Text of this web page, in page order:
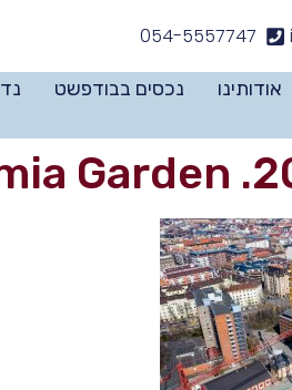
054-5557747
אודותינו נכסים בבודפשט